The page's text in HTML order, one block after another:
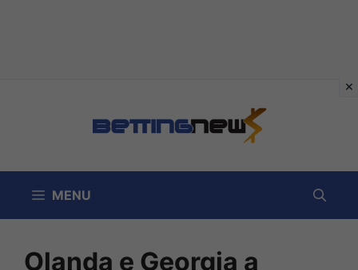
MENU
Olanda e Georgia a